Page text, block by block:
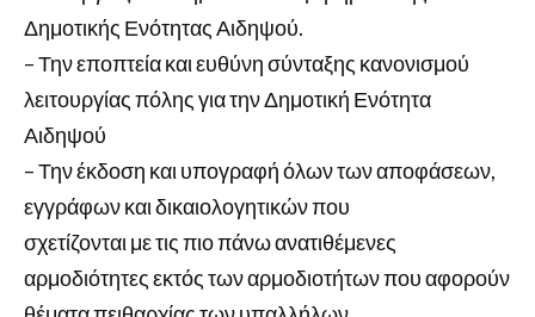
Δημοτικής Ενότητας Αιδηψού.
– Την εποπτεία και ευθύνη σύνταξης κανονισμού
λειτουργίας πόλης για την Δημοτική Ενότητα
Αιδηψού
– Την έκδοση και υπογραφή όλων των αποφάσεων,
εγγράφων και δικαιολογητικών που
σχετίζονται με τις πιο πάνω ανατιθέμενες
αρμοδιότητες εκτός των αρμοδιοτήτων που αφορούν